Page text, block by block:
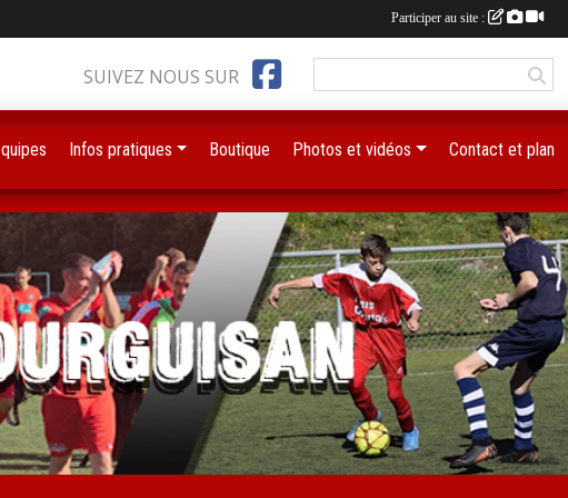
SUIVEZ NOUS SUR
Infos pratiques Boutique Photos et vidéos Contact et plan
Participer au site :